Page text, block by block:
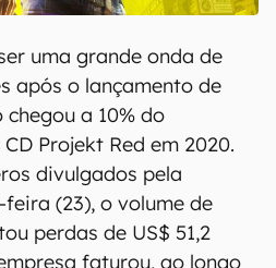
uma grande onda de
após o lançamento de
chegou a 10% do
Projekt Red em 2020.
divulgados pela
(23), o volume de
perdas de US$ 51,2
faturou, ao longo